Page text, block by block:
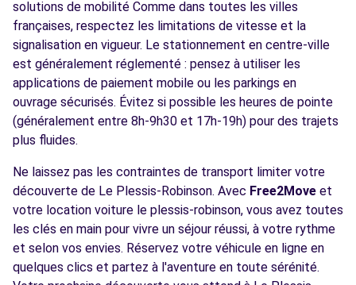
solutions de mobilité Comme dans toutes les villes
françaises, respectez les limitations de vitesse et la
signalisation en vigueur. Le stationnement en centre-ville
est généralement réglementé : pensez à utiliser les
applications de paiement mobile ou les parkings en
ouvrage sécurisés. Évitez si possible les heures de pointe
(généralement entre 8h-9h30 et 17h-19h) pour des trajets
plus fluides.
Ne laissez pas les contraintes de transport limiter votre
découverte de Le Plessis-Robinson. Avec Free2Move et
votre location voiture le plessis-robinson, vous avez toutes
les clés en main pour vivre un séjour réussi, à votre rythme
et selon vos envies. Réservez votre véhicule en ligne en
quelques clics et partez à l'aventure en toute sérénité.